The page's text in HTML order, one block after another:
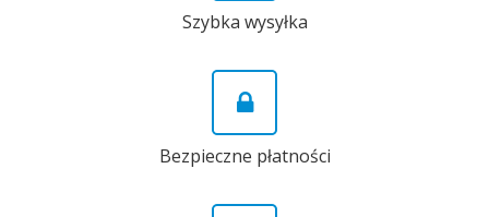
Szybka wysyłka
Bezpieczne płatności